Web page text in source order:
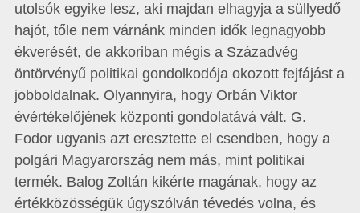
utolsók egyike lesz, aki majdan elhagyja a süllyedő
hajót, tőle nem várnánk minden idők legnagyobb
ékverését, de akkoriban mégis a Századvég
öntörvényű politikai gondolkodója okozott fejfájást a
jobboldalnak. Olyannyira, hogy Orbán Viktor
évértékelőjének központi gondolatává vált. G.
Fodor ugyanis azt eresztette el csendben, hogy a
polgári Magyarország nem más, mint politikai
termék. Balog Zoltán kikérte magának, hogy az
értékközösségük úgyszólván tévedés volna, és